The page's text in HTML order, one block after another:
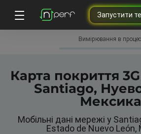
Запустити
Вимірювання в
Карта покриття
Santiago,
Мексика
Мобільні дані мережі у
Estado de Nuevo León,